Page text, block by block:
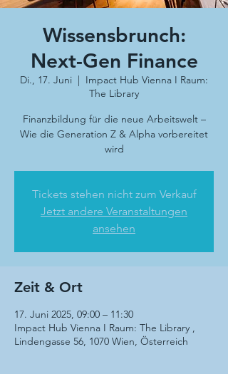
Wissensbrunch:
Next-Gen Finance
Di., 17. Juni
  |
Impact Hub Vienna I Raum:
The Library
Finanzbildung für die neue Arbeitswelt –
Wie die Generation Z & Alpha vorbereitet
wird
Tickets stehen nicht zum Verkauf
Jetzt andere Veranstaltungen
ansehen
Zeit & Ort
17. Juni 2025, 09:00 – 11:30
Impact Hub Vienna I Raum: The Library ,
Lindengasse 56, 1070 Wien, Österreich